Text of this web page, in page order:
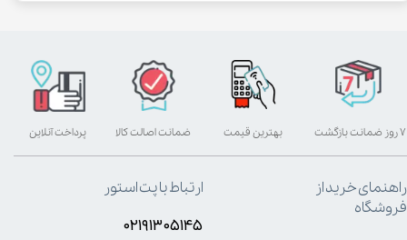
بهترین قیمت پرداخت آنلاین ۷ روز ضمانت بازگشت ضمانت اصالت کالا
راهنمای خرید از
فروشگاه
ارتباط با پت استور
۰۲۱۹۱۳۰۵۱۴۵